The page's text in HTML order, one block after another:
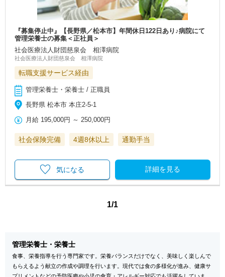
『募集停止中』【長野県／松本市】年間休日122日あり♪病院にて
管理栄養士の募集＜正社員＞
社会医療法人財団慈泉会 相澤病院
社会医療法人財団慈泉会 相澤病院
転職支援サービス経由
管理栄養士・栄養士 / 正職員
長野県 松本市 本庄2-5-1
月給 195,000円 ～250,000円
社会保険完備 4週8休以上 通勤手当
詳細を見る
気になる
1/1
管理栄養士・栄養士
食事、栄養指導を行う専門家です。栄養バランスだけでなく、美味しく楽しんで
もらえるよう献立の作成や調理を行います。現代では食の多様化が進み、健康サ